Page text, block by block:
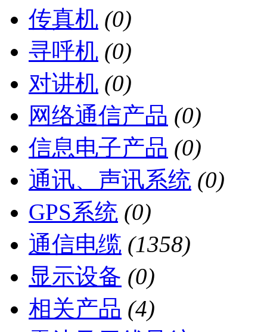
传真机 (0)
寻呼机 (0)
对讲机 (0)
网络通信产品 (0)
信息电子产品 (0)
通讯、声讯系统 (0)
GPS系统 (0)
通信电缆 (1358)
显示设备 (0)
相关产品 (4)